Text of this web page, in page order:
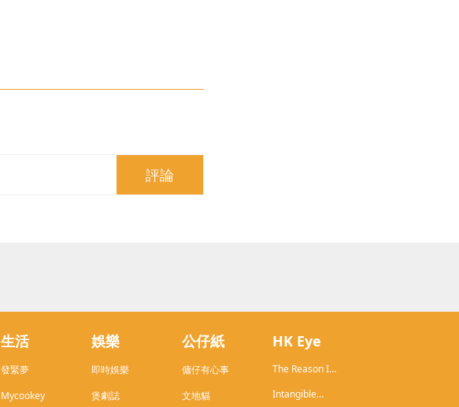
評論
生活
發緊夢
Mycookey
娛樂
即時娛樂
煲劇誌
公仔紙
傭仔有心事
文地貓
HK Eye
The Reason I
Intangible